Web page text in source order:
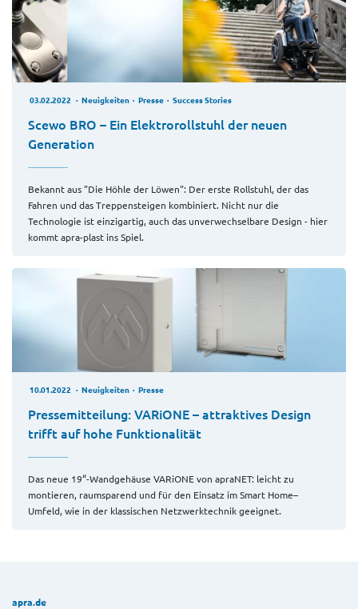
03.02.2022 Neuigkeiten Presse Success Stories
Scewo BRO – Ein Elektrorollstuhl der neuen
Generation
Bekannt aus "Die Höhle der Löwen": Der erste Rollstuhl, der das
Fahren und das Treppensteigen kombiniert. Nicht nur die
Technologie ist einzigartig, auch das unverwechselbare Design - hier
kommt apra-plast ins Spiel.
10.01.2022 Neuigkeiten Presse
Pressemitteilung: VARiONE – attraktives Design
trifft auf hohe Funktionalität
Das neue 19“-Wandgehäuse VARiONE von apraNET: leicht zu
montieren, raumsparend und für den Einsatz im Smart Home–
Umfeld, wie in der klassischen Netzwerktechnik geeignet.
apra.de